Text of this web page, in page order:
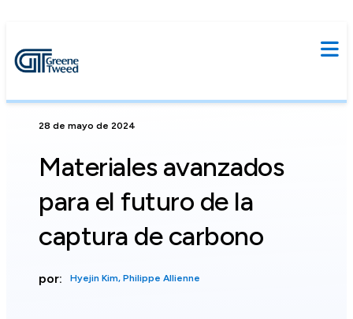
28 de mayo de 2024
Materiales avanzados
para el futuro de la
captura de carbono
por: Hyejin Kim, Philippe Allienne